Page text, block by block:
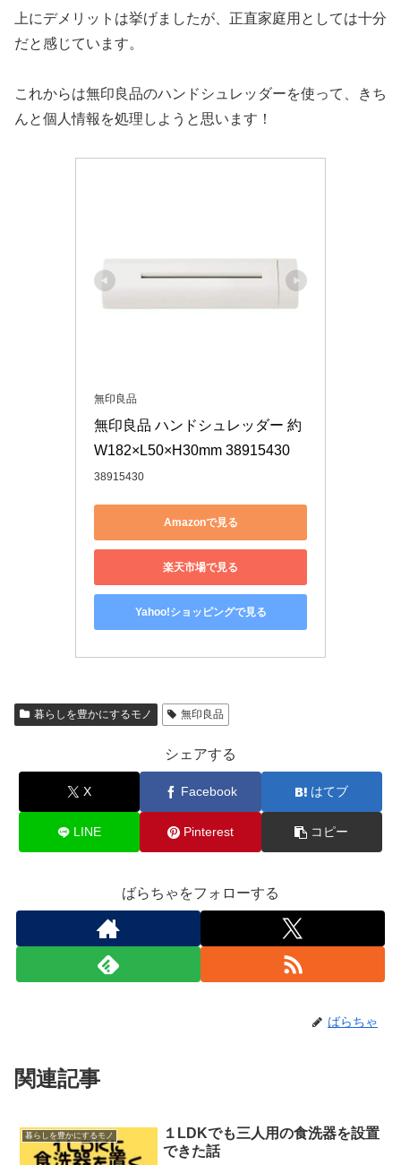
上にデメリットは挙げましたが、正直家庭用としては十分
だと感じています。
これからは無印良品のハンドシュレッダーを使って、きち
んと個人情報を処理しようと思います！
無印良品
無印良品 ハンドシュレッダー 約
W182×L50×H30mm 38915430
38915430
Amazonで見る
楽天市場で見る
Yahoo!ショッピングで見る
暮らしを豊かにするモノ 無印良品
シェアする
X Facebook はてブ
LINE Pinterest コピー
ばらちゃをフォローする
ばらちゃ
関連記事
暮らしを豊かにするモノ
１LDKでも三人用の食洗器を設置
できた話